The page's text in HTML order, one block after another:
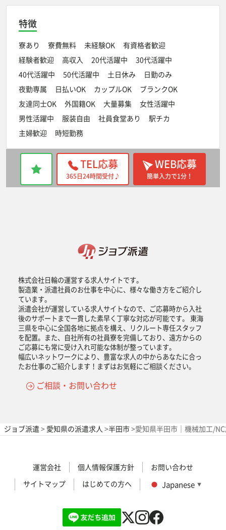
特徴
寮あり 寮費無料 未経験OK
有資格者歓迎
経験者歓迎
高収入 20代活躍中
30代活躍中
40代活躍中
50代活躍中 土日休み
日勤のみ
夜勤専属
日払いOK カップルOK
ブランクOK
友達同士OK
外国籍OK 大量募集
女性活躍中
男性活躍中
服装自由 社員食堂あり
駅チカ
主婦歓迎
時短勤務
WEB応募
簡単入力で1分！
TEL応募
365日24時間受付♪
株式会社日輪の運営する求人サイトです。
製造業・派遣社員のお仕事を中心に、様々な働き方をご紹介し
ています。
派遣会社が運営している求人サイトなので、ご応募時から入社
後のサポートまで一貫した素早く丁寧な対応が可能です。 東海
三県を中心に全国各地に拠点を構え、リクルート専任スタッフ
を配置。また、自社所有の社員寮を完備しており、遠方からの
ご応募にも常に受け入れ可能な体制が整っています。
幅広いネットワークにより、豊富な求人の中からあなたに合っ
たお仕事のご紹介します！まずはお気軽にご相談ください。
ご相談・お問い合わせ
ジョブ派遣> 愛知県の派遣求人 >半田市>愛知県半田市｜機械加工/
運営会社 個人情報保護方針
お問い合わせ
サイトマップ
はじめての方へ Japanese ▼